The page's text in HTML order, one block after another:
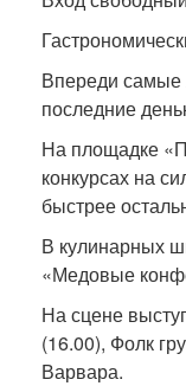
Впереди самые
последние
На площадке
конкурсах на
быстрее
В кулинарных
«Медовые
На сцене
(16.00), Фолк
Варвара.